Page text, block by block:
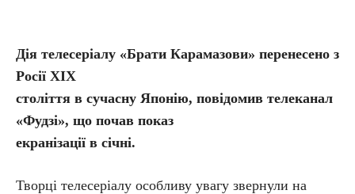
Дія телесеріалу «Брати Карамазови» перенесено з
Росії XIX
століття в сучасну Японію, повідомив телеканал
«Фудзі», що почав показ
екранізації в січні.
Творці телесеріалу особливу увагу звернули на